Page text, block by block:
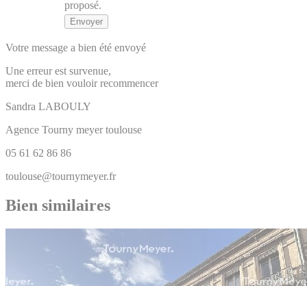
proposé.
Votre message a bien été envoyé
Une erreur est survenue,
merci de bien vouloir recommencer
Sandra LABOULY
Agence Tourny meyer toulouse
05 61 62 86 86
toulouse@tournymeyer.fr
Bien similaires